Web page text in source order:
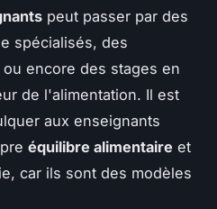
peut passer par des
spécialisés, des
encore des stages en
de l'alimentation. Il est
aux enseignants
équilibre alimentaire et
car ils sont des modèles